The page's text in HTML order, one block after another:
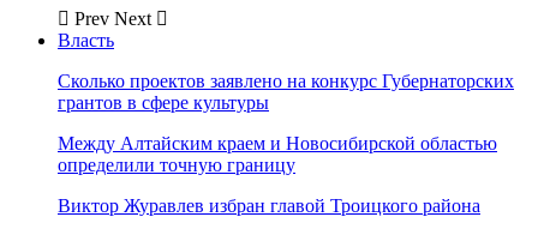
Prev Next
Власть
Сколько проектов заявлено на конкурс Губернаторских
грантов в сфере культуры
Между Алтайским краем и Новосибирской областью
определили точную границу
Виктор Журавлев избран главой Троицкого района